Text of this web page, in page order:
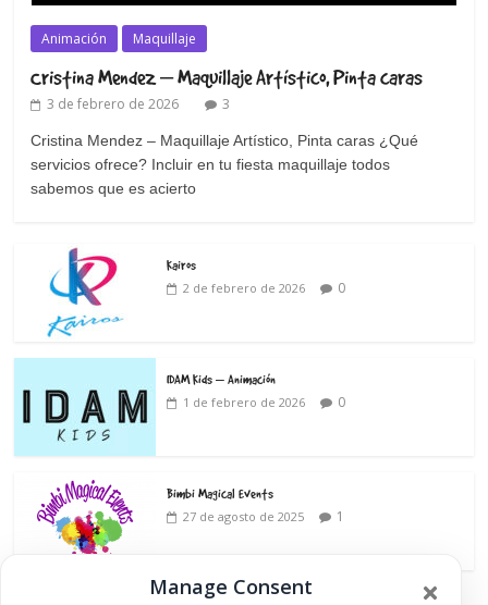
Manage Consent
Animación Maquillaje
Cristina Mendez – Maquillaje Artístico, Pinta caras
3 de febrero de 2026 3
Cristina Mendez – Maquillaje Artístico, Pinta caras ¿Qué
servicios ofrece? Incluir en tu fiesta maquillaje todos
sabemos que es acierto
Kairos
2 de febrero de 2026 0
IDAM Kids – Animación
1 de febrero de 2026 0
Bimbi Magical Events
27 de agosto de 2025 1